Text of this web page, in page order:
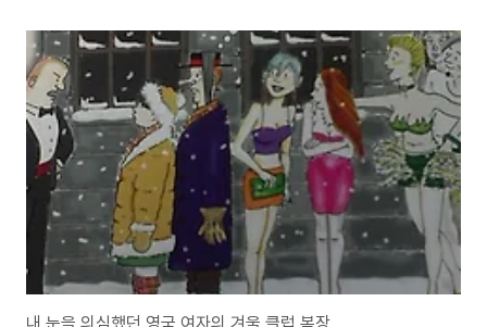
려드리고자 합니다. 한국 vs 영국 대학 졸업 풍경 비교 영국 유치원생들이 대학
졸업식 경험하는 모습 (출처: Google Image) 1. 영국은 대학 졸업 앨범이 없
다? 영국 대학은 졸업 앨범 촬영을 따로 하지 않습니다. 한국에서는 날씨 좋은
봄이 되면, 학교 캠퍼스에서 졸업 앨범을 찍는데요, 마지막 학년에 재학 중인 남
녀 학생들..